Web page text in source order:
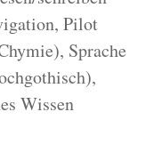
Pilot
Sprache
Wissen